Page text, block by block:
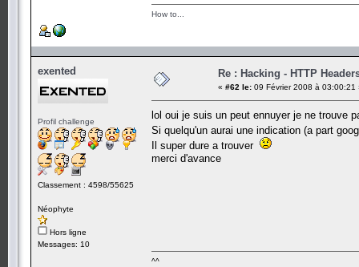
How to...
exented
Profil challenge
Classement : 4598/55625
Néophyte
Hors ligne
Messages: 10
Re : Hacking - HTTP
« #62 le: 09 Février 2008 à 03:00:21
lol oui je suis un peut ennuyer je ne trouve
Si quelqu'un aurai une indication (a part
Il super dure a trouver
merci d'avance
^^